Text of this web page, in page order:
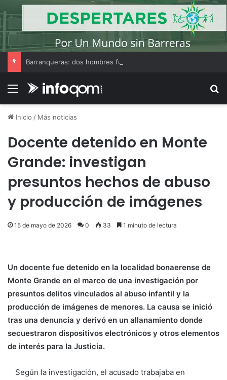
Menú
Inicio / Más noticias
Docente detenido en Monte
Grande: investigan
presuntos hechos de abuso
y producción de imágenes
15 de mayo de 2026 0 33 1 minuto de lectura
Un docente fue detenido en la localidad bonaerense de
Monte Grande en el marco de una investigación por
presuntos delitos vinculados al abuso infantil y la
producción de imágenes de menores. La causa se inició
tras una denuncia y derivó en un allanamiento donde
secuestraron dispositivos electrónicos y otros elementos
de interés para la Justicia.
Según la investigación, el acusado trabajaba en